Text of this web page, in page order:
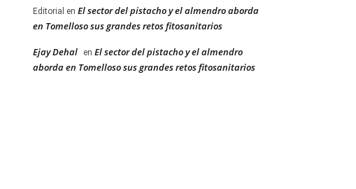
Editorial en El sector del pistacho y el almendro aborda
en Tomelloso sus grandes retos fitosanitarios
Ejay Dehal en El sector del pistacho y el almendro
aborda en Tomelloso sus grandes retos fitosanitarios